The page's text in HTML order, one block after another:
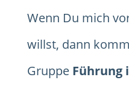
Wenn Du mich
willst, dann
Gruppe Führung